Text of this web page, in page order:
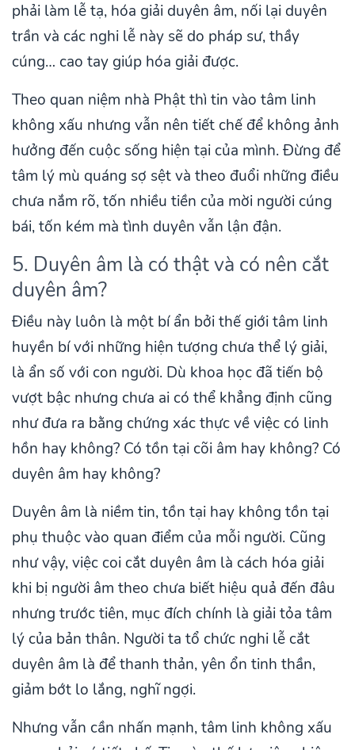
phải làm lễ tạ, hóa giải duyên âm, nối lại duyên
trần và các nghi lễ này sẽ do pháp sư, thầy
cúng… cao tay giúp hóa giải được.
Theo quan niệm nhà Phật thì tin vào tâm linh
không xấu nhưng vẫn nên tiết chế để không ảnh
hưởng đến cuộc sống hiện tại của mình. Đừng để
tâm lý mù quáng sợ sệt và theo đuổi những điều
chưa nắm rõ, tốn nhiều tiền của mời người cúng
bái, tốn kém mà tình duyên vẫn lận đận.
5. Duyên âm là có thật và có nên cắt
duyên âm?
Điều này luôn là một bí ẩn bởi thế giới tâm linh
huyền bí với những hiện tượng chưa thể lý giải,
là ẩn số với con người. Dù khoa học đã tiến bộ
vượt bậc nhưng chưa ai có thể khẳng định cũng
như đưa ra bằng chứng xác thực về việc có linh
hồn hay không? Có tồn tại cõi âm hay không? Có
duyên âm hay không?
Duyên âm là niềm tin, tồn tại hay không tồn tại
phụ thuộc vào quan điểm của mỗi người. Cũng
như vậy, việc coi cắt duyên âm là cách hóa giải
khi bị người âm theo chưa biết hiệu quả đến đâu
nhưng trước tiên, mục đích chính là giải tỏa tâm
lý của bản thân. Người ta tổ chức nghi lễ cắt
duyên âm là để thanh thản, yên ổn tinh thần,
giảm bớt lo lắng, nghĩ ngợi.
Nhưng vẫn cần nhấn mạnh, tâm linh không xấu